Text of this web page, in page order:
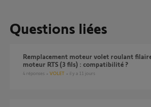
Questions liées
Remplacement moteur volet roulant filaire (4 fils) par
moteur RTS (3 fils) : compatibilité ?
4 réponses VOLET il y a 11 jours